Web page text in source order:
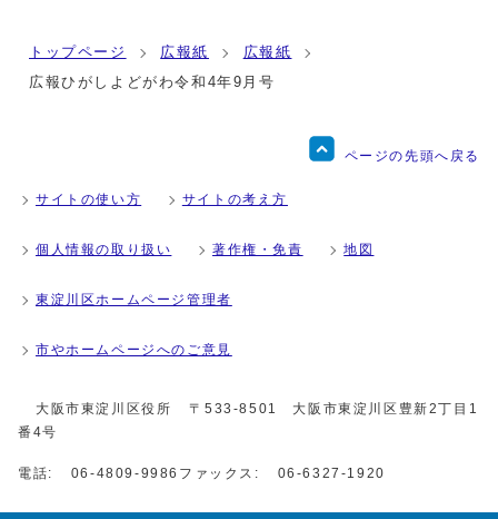
トップページ 広報紙
広報紙
広報ひがしよどがわ令和4年9月号
ページの先頭へ戻る
サイトの使い方 サイトの考え方
個人情報の取り扱い 著作権・免責 地図
東淀川区ホームページ管理者
市やホームページへのご意見
大阪市東淀川区役所
〒533-8501 大阪市東淀川区豊新2丁目1
番4号
電話: 06-4809-9986 ファックス: 06-6327-1920